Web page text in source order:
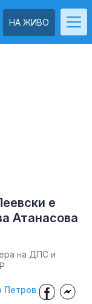
НА ЖИВО
е
Атанасова
на ДПС и
Петров